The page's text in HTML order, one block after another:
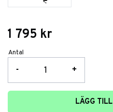
1 795 kr
Antal
+
-
LÄGG TILL